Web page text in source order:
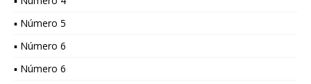
▪ Número 5
▪ Número 6
▪ Número 6